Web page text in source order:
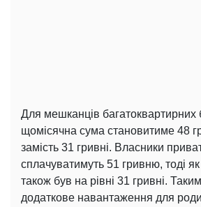
Для мешканців багатоквартирних
щомісячна сума становитиме 48
замість 31 гривні. Власники
сплачуватимуть 51 гривню, тоді
також був на рівні 31 гривні.
додаткове навантаження для